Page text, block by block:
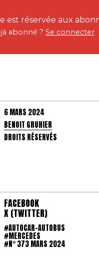
est réservée aux
abonné ? Se connecter
6 MARS 2024
BENOIT GRUHIER
DROITS RÉSERVÉS
FACEBOOK
X (TWITTER)
#AUTOCAR-AUTOBUS
#MERCEDES
#N° 373 MARS 2024